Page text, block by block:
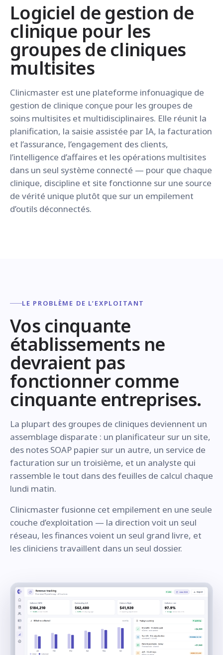
Logiciel de gestion de
clinique pour les
groupes de cliniques
multisites
Clinicmaster est une plateforme infonuagique de
gestion de clinique conçue pour les groupes de
soins multisites et multidisciplinaires. Elle réunit la
planification, la saisie assistée par IA, la facturation
et l’assurance, l’engagement des clients,
l’intelligence d’affaires et les opérations multisites
dans un seul système connecté — pour que chaque
clinique, discipline et site fonctionne sur une source
de vérité unique plutôt que sur un empilement
d’outils déconnectés.
LE PROBLÈME DE L’EXPLOITANT
Vos cinquante
établissements ne
devraient pas
fonctionner comme
cinquante entreprises.
La plupart des groupes de cliniques deviennent un
assemblage disparate : un planificateur sur un site,
des notes SOAP papier sur un autre, un service de
facturation sur un troisième, et un analyste qui
rassemble le tout dans des feuilles de calcul chaque
lundi matin.
Clinicmaster fusionne cet empilement en une seule
couche d’exploitation — la direction voit un seul
réseau, les finances voient un seul grand livre, et
les cliniciens travaillent dans un seul dossier.